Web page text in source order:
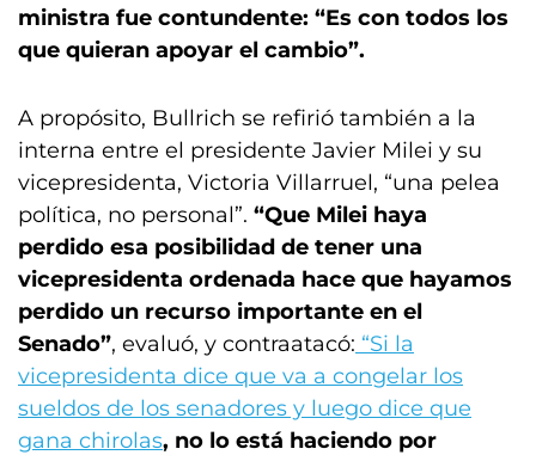
ministra fue contundente: “Es con todos los
que quieran apoyar el cambio”.
A propósito, Bullrich se refirió también a la
interna entre el presidente Javier Milei y su
vicepresidenta, Victoria Villarruel, “una pelea
política, no personal”. “Que Milei haya
perdido esa posibilidad de tener una
vicepresidenta ordenada hace que hayamos
perdido un recurso importante en el
Senado”, evaluó, y contraatacó: “Si la
vicepresidenta dice que va a congelar los
sueldos de los senadores y luego dice que
gana chirolas, no lo está haciendo por